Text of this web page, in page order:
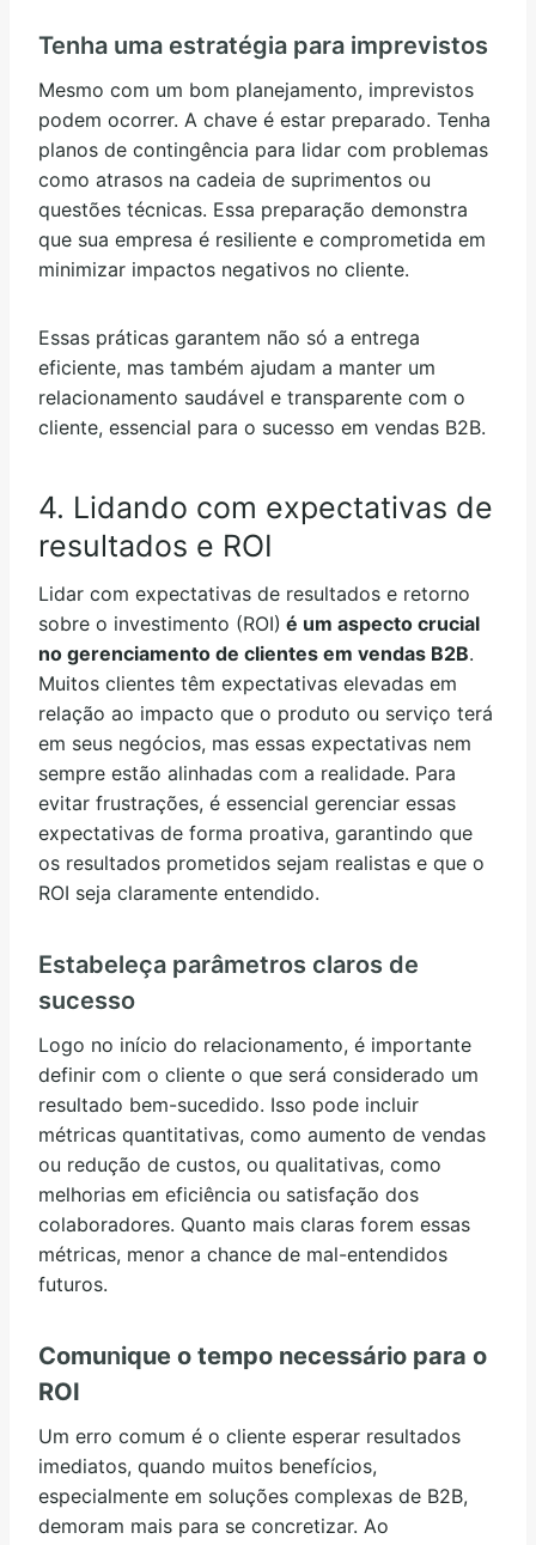
Tenha uma estratégia para imprevistos
Mesmo com um bom planejamento, imprevistos
podem ocorrer. A chave é estar preparado. Tenha
planos de contingência para lidar com problemas
como atrasos na cadeia de suprimentos ou
questões técnicas. Essa preparação demonstra
que sua empresa é resiliente e comprometida em
minimizar impactos negativos no cliente.
Essas práticas garantem não só a entrega
eficiente, mas também ajudam a manter um
relacionamento saudável e transparente com o
cliente, essencial para o sucesso em vendas B2B.
4. Lidando com expectativas de
resultados e ROI
Lidar com expectativas de resultados e retorno
sobre o investimento (ROI) é um aspecto crucial
no gerenciamento de clientes em vendas B2B.
Muitos clientes têm expectativas elevadas em
relação ao impacto que o produto ou serviço terá
em seus negócios, mas essas expectativas nem
sempre estão alinhadas com a realidade. Para
evitar frustrações, é essencial gerenciar essas
expectativas de forma proativa, garantindo que
os resultados prometidos sejam realistas e que o
ROI seja claramente entendido.
Estabeleça parâmetros claros de
sucesso
Logo no início do relacionamento, é importante
definir com o cliente o que será considerado um
resultado bem-sucedido. Isso pode incluir
métricas quantitativas, como aumento de vendas
ou redução de custos, ou qualitativas, como
melhorias em eficiência ou satisfação dos
colaboradores. Quanto mais claras forem essas
métricas, menor a chance de mal-entendidos
futuros.
Comunique o tempo necessário para o
ROI
Um erro comum é o cliente esperar resultados
imediatos, quando muitos benefícios,
especialmente em soluções complexas de B2B,
demoram mais para se concretizar. Ao